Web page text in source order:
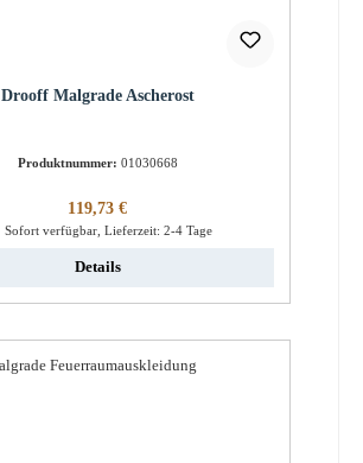
Drooff Malgrade Ascherost
Produktnummer: 01030668
Regulärer Preis:
119,73 €
Sofort verfügbar, Lieferzeit: 2-4 Tage
Details